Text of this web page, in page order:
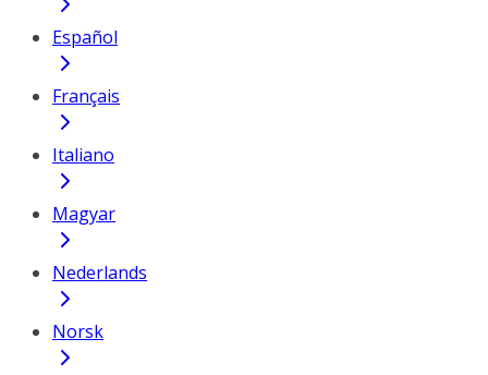
Español
Français
Italiano
Magyar
Nederlands
Norsk